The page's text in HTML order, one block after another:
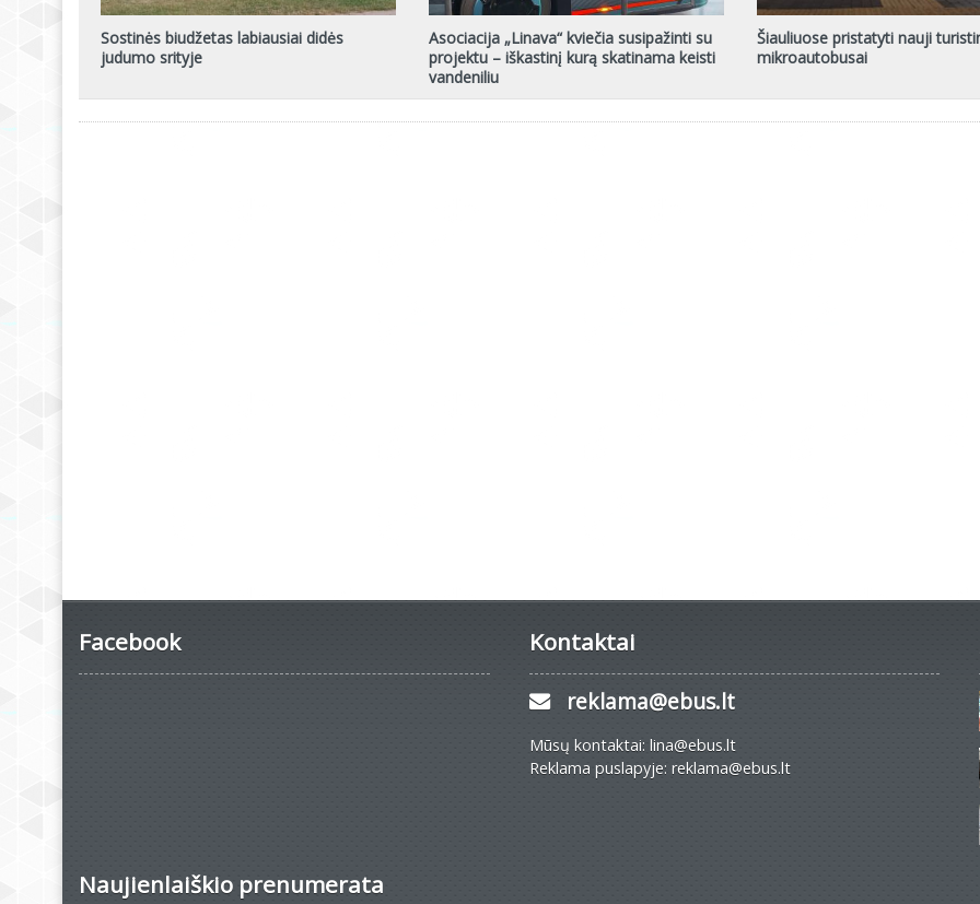
Sostinės biudžetas labiausiai didės
judumo srityje
Asociacija „Linava“ kviečia susipažinti su
projektu – iškastinį kurą skatinama keisti
vandeniliu
Šiauliuose pristatyti nauji
mikroautobusai
Facebook Kontaktai
reklama@ebus.lt
Mūsų kontaktai: lina@ebus.lt
Reklama puslapyje: reklama@ebus.lt
Naujienlaiškio prenumerata